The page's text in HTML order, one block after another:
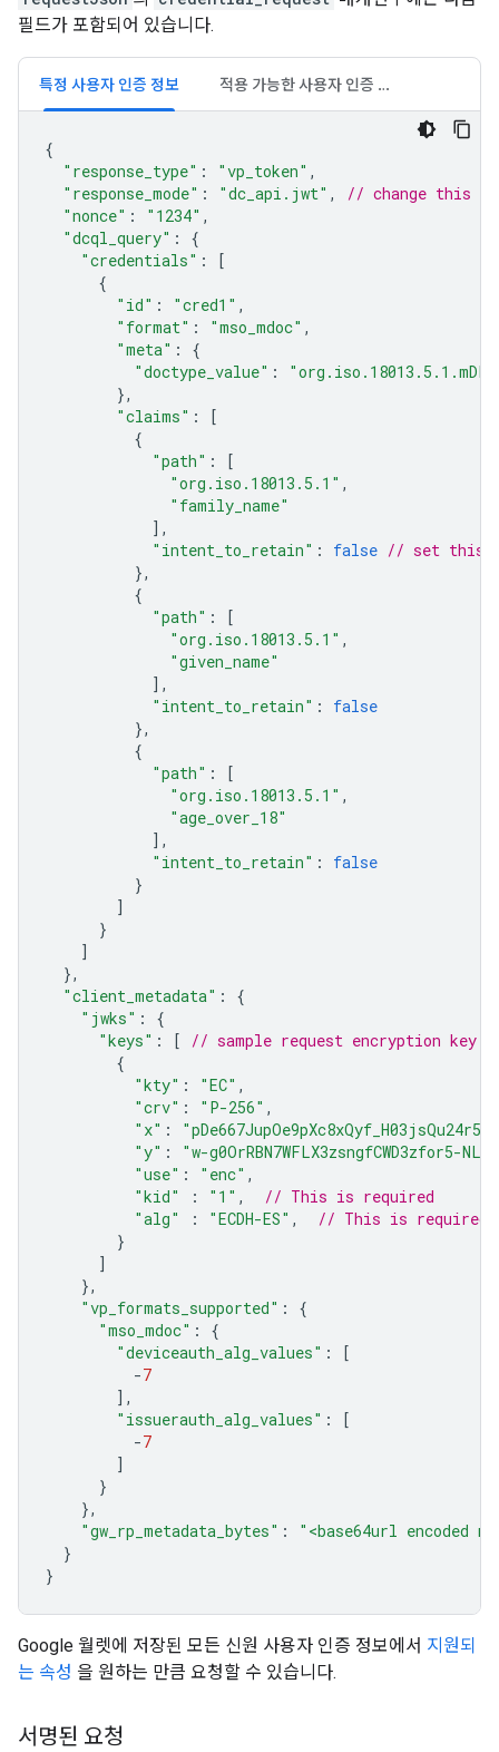
필드가 포함되어 있습니다.
특정 사용자 인증 정보 적용 가능한 사용자 인증 정보
{
"response_type" : "vp_token" ,
"response_mode" : "dc_api.jwt" ,
// change this to
"nonce" : "1234" ,
"dcql_query" :
{
"credentials" :
[
{
"id" : "cred1" ,
"format" : "mso_mdoc" ,
"meta" :
{
"doctype_value" :
"org.iso.18013.5.1.mDL"
},
"claims" :
[
{
"path" :
[
"org.iso.18013.5.1" ,
"family_name"
],
"intent_to_retain" : false // set this
},
{
"path" :
[
"org.iso.18013.5.1" ,
"given_name"
],
"intent_to_retain" :
false
},
{
"path" :
[
"org.iso.18013.5.1" ,
"age_over_18"
],
"intent_to_retain" :
false
}
]
}
]
},
"client_metadata" :
{
"jwks" :
{
"keys" : [
// sample request encryption key
{
"kty" : "EC" ,
"crv" : "P-256" ,
"x" :
"y" :
"w-g0OrRBN7WFLX3zsngfCWD3zfor5-
"use" : "enc" ,
"kid"
: "1" ,
// This is required
"alg"
: "ECDH-ES" ,
// This is required
}
]
},
"vp_formats_supported" :
{
"mso_mdoc" :
{
"deviceauth_alg_values" :
[
-7
],
"issuerauth_alg_values" :
[
-7
]
}
},
"gw_rp_metadata_bytes" :
"<base64url encoded
}
}
Google 월렛에 저장된 모든 신원 사용자 인증 정보에서 지원되
는 속성 을 원하는 만큼 요청할 수 있습니다.
서명된 요청